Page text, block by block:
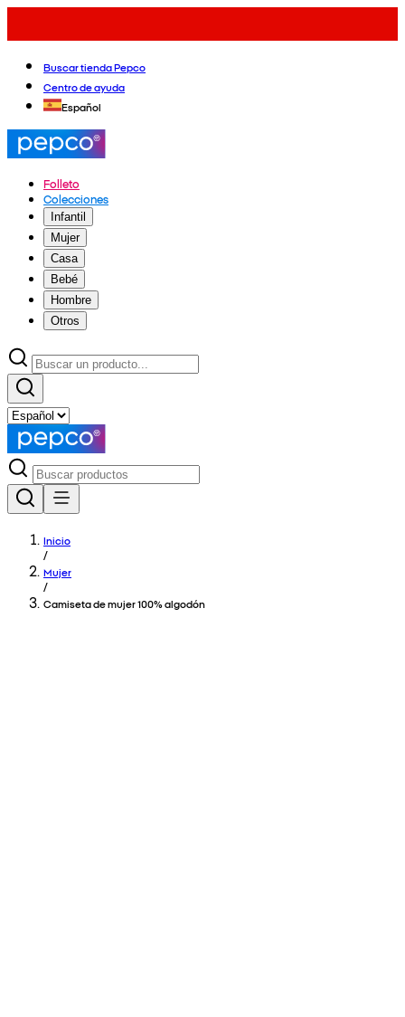
Buscar tienda Pepco
Centro de ayuda
Español
Folleto
Colecciones
Infantil
Mujer
Casa
Bebé
Hombre
Otros
Inicio
/
Mujer
/
Camiseta de mujer 100% algodón